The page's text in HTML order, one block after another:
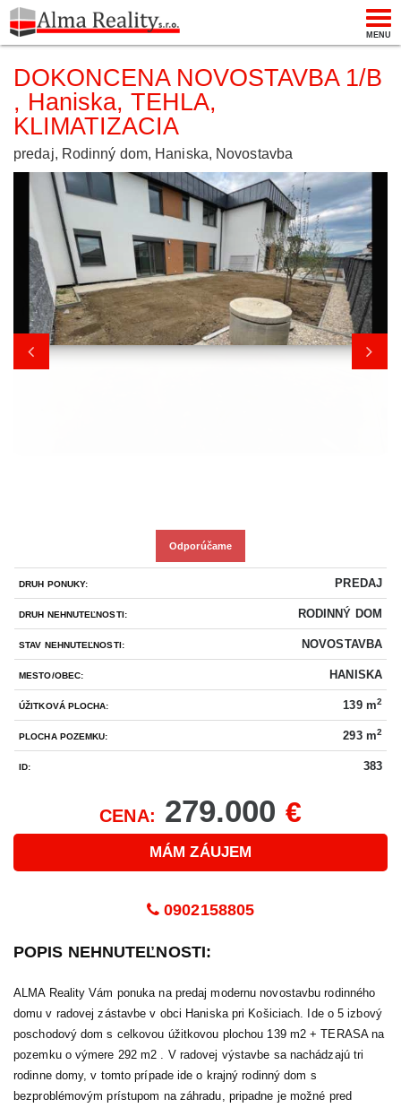
MENU
DOKONCENA NOVOSTAVBA 1/B
, Haniska, TEHLA,
KLIMATIZACIA
predaj, Rodinný dom, Haniska, Novostavba
Odporúčame
DRUH PONUKY: PREDAJ
DRUH NEHNUTEĽNOSTI: RODINNÝ DOM
STAV NEHNUTEĽNOSTI: NOVOSTAVBA
MESTO/OBEC: HANISKA
ÚŽITKOVÁ PLOCHA: 139 m2
PLOCHA POZEMKU: 293 m2
ID: 383
CENA: 279.000 €
MÁM ZÁUJEM
0902158805
POPIS NEHNUTEĽNOSTI:
ALMA Reality Vám ponuka na predaj modernu novostavbu rodinného
domu v radovej zástavbe v obci Haniska pri Košiciach. Ide o 5 izbový
poschodový dom s celkovou úžitkovou plochou 139 m2 + TERASA na
pozemku o výmere 292 m2 . V radovej výstavbe sa nachádzajú tri
rodinne domy, v tomto prípade ide o krajný rodinný dom s
bezproblémovým prístupom na záhradu, pripadne je možné pred